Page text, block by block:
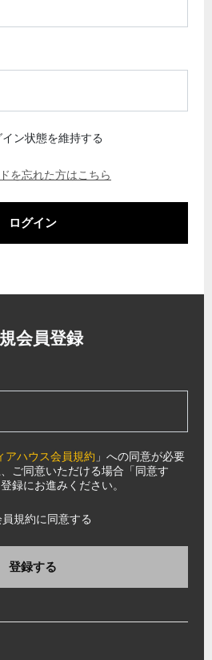
イン状態を維持する
を忘れた方はこちら
ログイン
会員登録
アハウス会員規約 」への同意が必要
ご同意いただける場合「同意す
録にお進みください。
規約に同意する
登録する